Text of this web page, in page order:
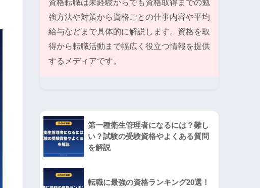
資格転職は未経験からでも資格取得までの勉
強方法や対策から資格ごとの仕事内容や平均
給与などまで具体的に解説します。資格を取
得から転職活動まで幅広く役立つ情報を提供
するメディアです。
第一種衛生管理者になるには？難し
い？試験の受験資格やよくある質問
を解説
転職に最強の資格ランキング20選！